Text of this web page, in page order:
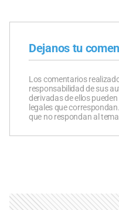
Dejanos tu
Los comentarios
responsabilidad de sus
derivadas de ellos
legales que
que no respondan al